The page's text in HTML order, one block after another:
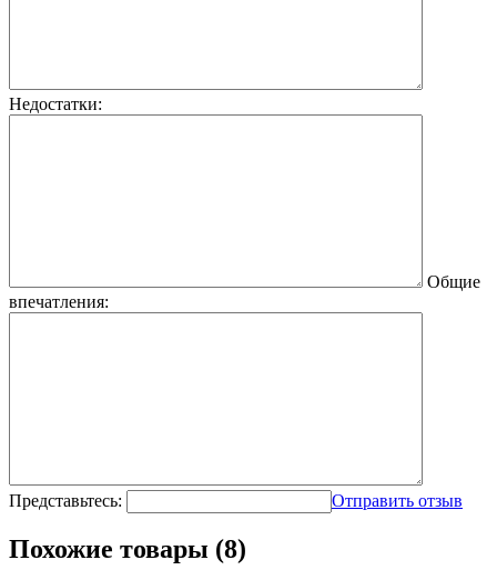
Недостатки:
Общие
впечатления:
Представьтесь: Отправить отзыв
Похожие товары (8)